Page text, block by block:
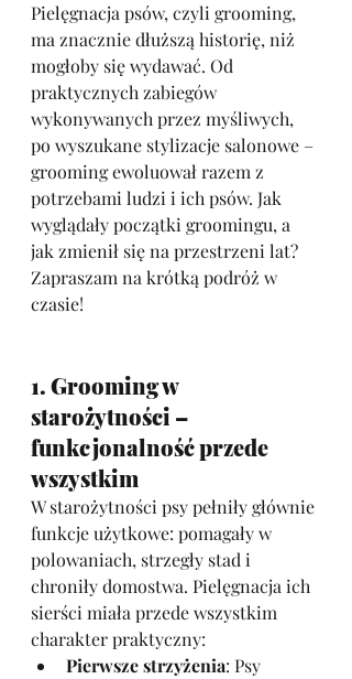
Pielęgnacja psów, czyli grooming,
ma znacznie dłuższą historię, niż
mogłoby się wydawać. Od
praktycznych zabiegów
wykonywanych przez myśliwych,
po wyszukane stylizacje salonowe –
grooming ewoluował razem z
potrzebami ludzi i ich psów. Jak
wyglądały początki groomingu, a
jak zmienił się na przestrzeni lat?
Zapraszam na krótką podróż w
czasie!
1. Grooming w
starożytności –
funkcjonalność przede
wszystkim
W starożytności psy pełniły głównie
funkcje użytkowe: pomagały w
polowaniach, strzegły stad i
chroniły domostwa. Pielęgnacja ich
sierści miała przede wszystkim
charakter praktyczny:
Pierwsze strzyżenia: Psy